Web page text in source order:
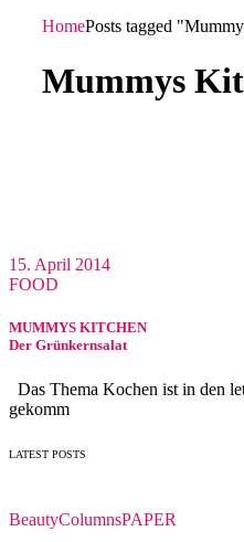
HomePosts tagged
Mummys
15. April 2014
FOOD
MUMMYS KITCHEN
Der Grünkernsalat
Das Thema Kochen ist in den
gekomm
LATEST POSTS
BeautyColumnsPAPER